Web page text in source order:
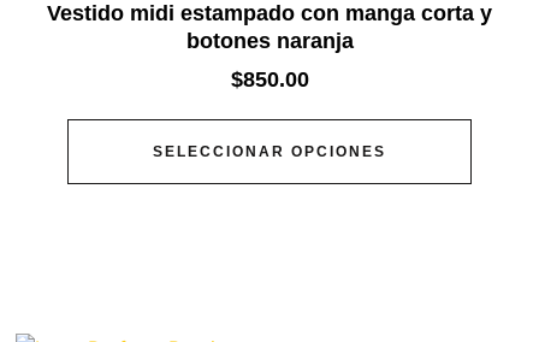
Vestido midi estampado con manga corta y
botones naranja
$850.00
SELECCIONAR OPCIONES